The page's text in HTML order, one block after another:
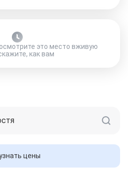
это место вживую
как вам
цены